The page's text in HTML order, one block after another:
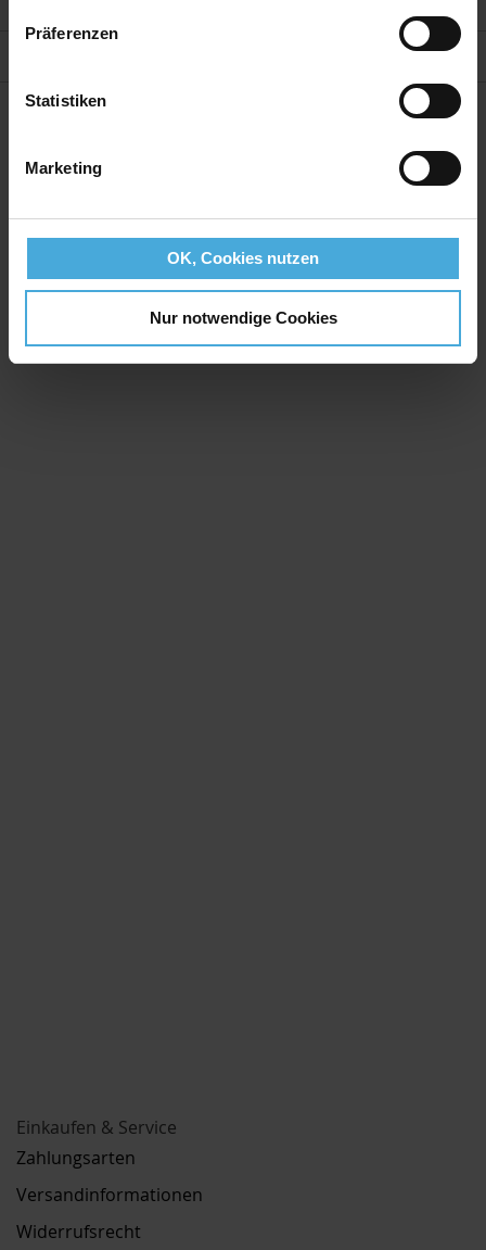
Präferenzen
Statistiken
Marketing
OK, Cookies nutzen
Nur notwendige Cookies
Einkaufen & Service
Zahlungsarten
Versandinformationen
Widerrufsrecht